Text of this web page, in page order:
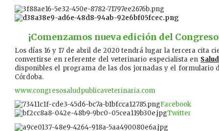
¡Comenzamos nueva edición del
Los días 16 y 17 de abril de 2020 tendrá lugar la tercera cita
convertirse en referente del veterinario especialista en
disponibles el programa de las dos jornadas y el formulario
Córdoba.
www.congresosaludpublicaveterinaria.com
Facebook
Twitter